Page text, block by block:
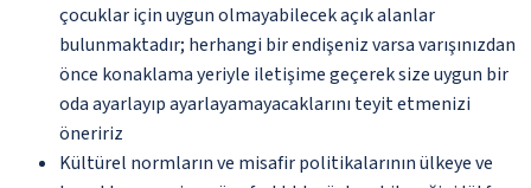
çocuklar için uygun olmayabilecek açık alanlar
bulunmaktadır; herhangi bir endişeniz varsa varışınızdan
önce konaklama yeriyle iletişime geçerek size uygun bir
oda ayarlayıp ayarlayamayacaklarını teyit etmenizi
öneririz
Kültürel normların ve misafir politikalarının ülkeye ve